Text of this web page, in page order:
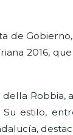
de
2016,
della Robbia,
estilo,